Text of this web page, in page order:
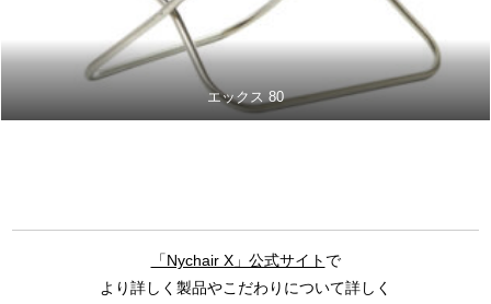
エックス 80
「Nychair X」公式サイト で
より詳しく製品やこだわりについて詳しく